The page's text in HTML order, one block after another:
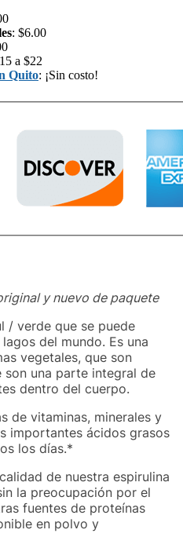
: $6.00
a $22
Quito: ¡Sin costo!
y nuevo de paquete
/ verde que se puede
del mundo. Es una
vegetales, que son
son una parte integral de
dentro del cuerpo.
de vitaminas, minerales y
importantes ácidos grasos
los días.*
de nuestra espirulina
la preocupación por el
fuentes de proteínas
en polvo y